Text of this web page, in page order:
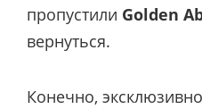
пропустили Golden
вернуться.
Конечно,